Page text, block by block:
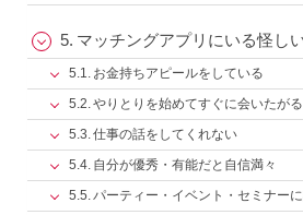
マッチングアプリにいる怪し
お金持ちアピールをしている
やりとりを始めてすぐに会いたがる
仕事の話をしてくれない
自分が優秀・有能だと自信満々
パーティー・イベント・セミナー